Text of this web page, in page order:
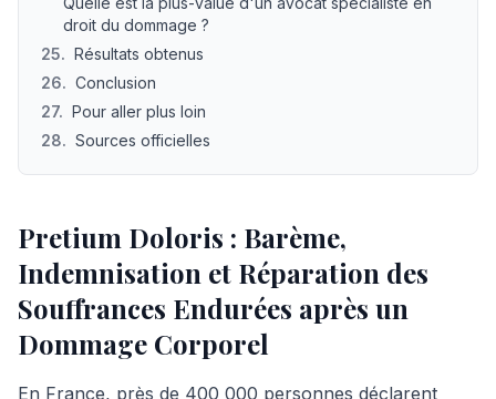
droit du dommage ?
25. Résultats obtenus
26. Conclusion
27. Pour aller plus loin
28. Sources officielles
Pretium Doloris : Barème,
Indemnisation et Réparation des
Souffrances Endurées après un
Dommage Corporel
En France, près de 400 000 personnes déclarent